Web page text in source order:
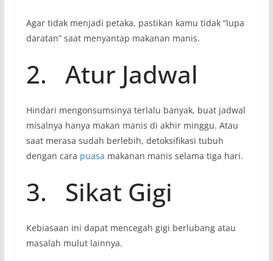
Agar tidak menjadi petaka, pastikan kamu tidak “lupa
daratan” saat menyantap makanan manis.
2. Atur Jadwal
Hindari mengonsumsinya terlalu banyak, buat jadwal
misalnya hanya makan manis di akhir minggu. Atau
saat merasa sudah berlebih, detoksiﬁkasi tubuh
dengan cara puasa makanan manis selama tiga hari.
3. Sikat Gigi
Kebiasaan ini dapat mencegah gigi berlubang atau
masalah mulut lainnya.